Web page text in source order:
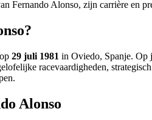
Fernando Alonso, zijn carrière en
29 juli 1981 in Oviedo, Spanje. Op
racevaardigheden,
Alonso